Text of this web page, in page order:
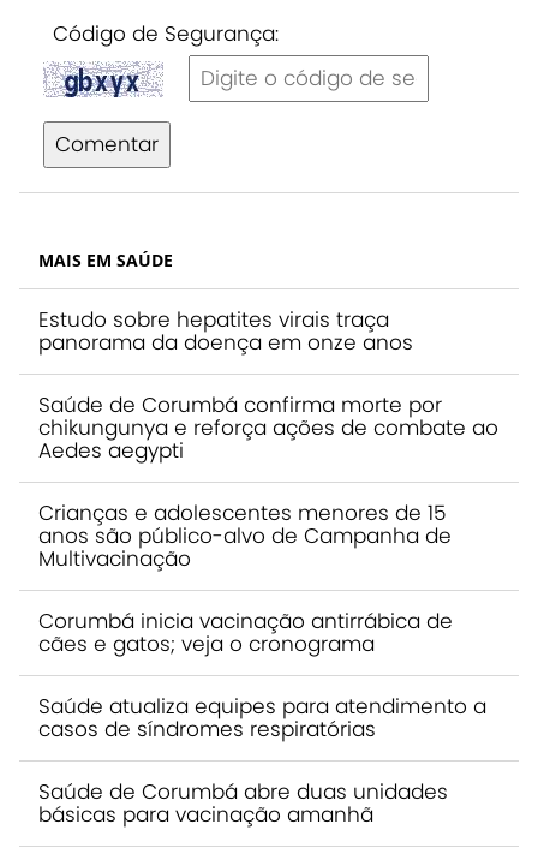
Código de Segurança:
Comentar
MAIS EM SAÚDE
Estudo sobre hepatites virais traça
panorama da doença em onze anos
Saúde de Corumbá confirma morte por
chikungunya e reforça ações de combate ao
Aedes aegypti
Crianças e adolescentes menores de 15
anos são público-alvo de Campanha de
Multivacinação
Corumbá inicia vacinação antirrábica de
cães e gatos; veja o cronograma
Saúde atualiza equipes para atendimento a
casos de síndromes respiratórias
Saúde de Corumbá abre duas unidades
básicas para vacinação amanhã